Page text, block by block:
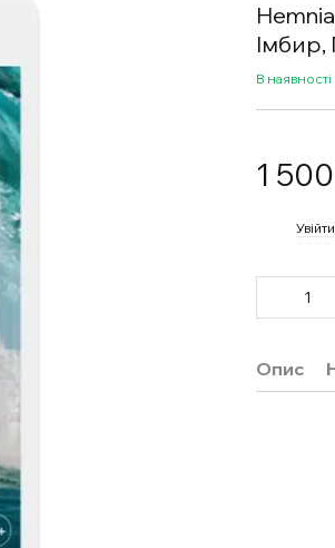
Імбир,
В наявності
1
Увійти
Опис